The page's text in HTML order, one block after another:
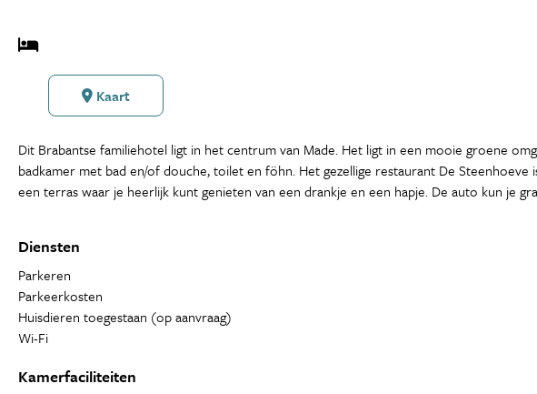
Kaart
Dit Brabantse familiehotel ligt in het centrum van Made. Het ligt in een mooie groene
badkamer met bad en/of douche, toilet en föhn. Het gezellige restaurant De
een terras waar je heerlijk kunt genieten van een drankje en een hapje. De auto kun je
Diensten
Parkeren
Parkeerkosten
Huisdieren toegestaan (op aanvraag)
Wi-Fi
Kamerfaciliteiten